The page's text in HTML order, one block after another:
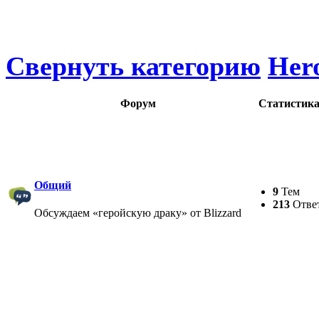
Свернуть категорию
Форум Статистика
Общий
Обсуждаем «геройскую драку» от Blizzard
9 Тем
213